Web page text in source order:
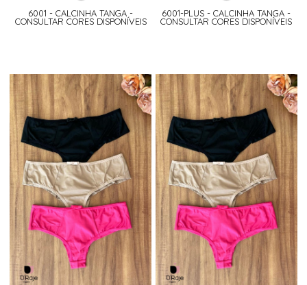
6001 - CALCINHA TANGA -
CONSULTAR CORES DISPONÍVEIS
6001-PLUS - CALCINHA TANGA -
CONSULTAR CORES DISPONÍVEIS